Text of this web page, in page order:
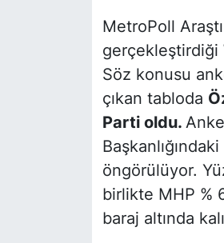
MetroPoll
gerçekleştirdiği
Söz konusu
çıkan tabloda
Parti oldu.
öngörülüyor.
birlikte MHP %
baraj altında